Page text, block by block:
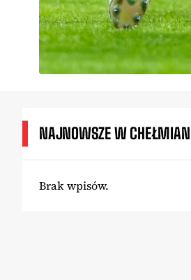
NAJNOWSZE W
Brak wpisów.